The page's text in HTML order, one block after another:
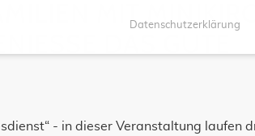
MIT
DAS GUTE
- in dieser Veranstaltung laufen
Datenschutzerklärung